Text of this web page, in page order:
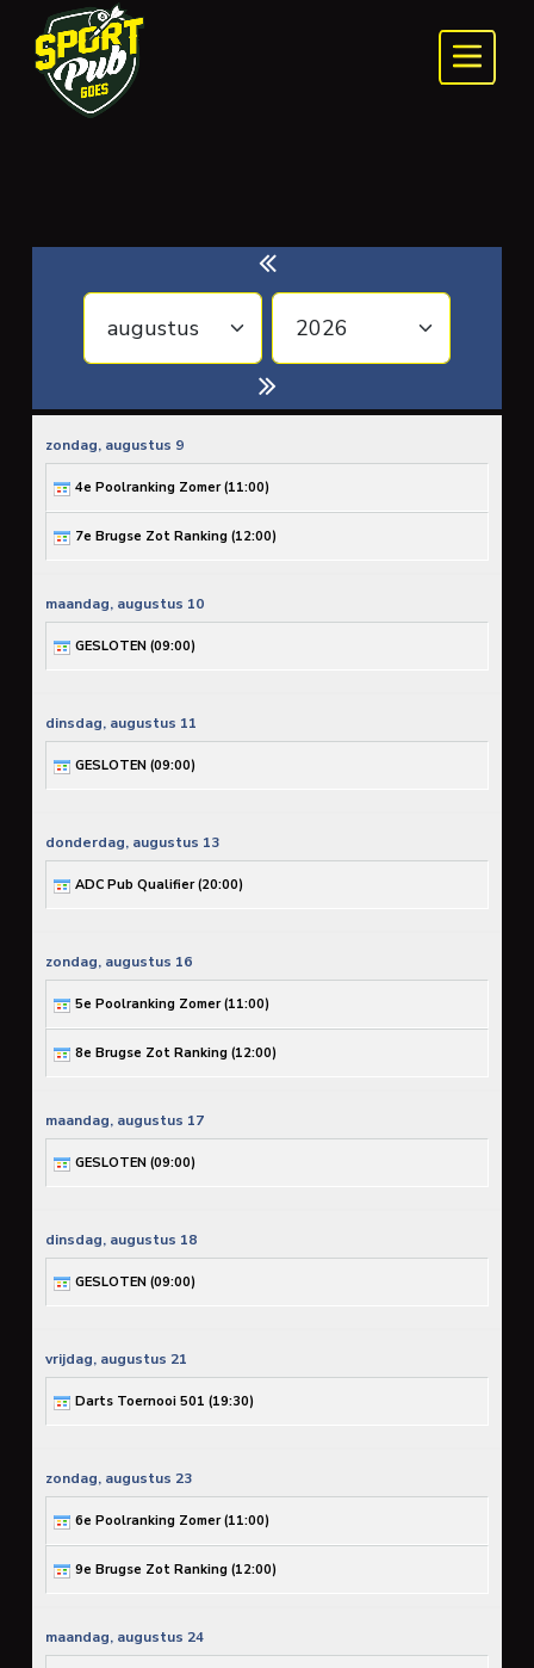
zondag, augustus 9
4e Poolranking Zomer (11:00)
7e Brugse Zot Ranking (12:00)
maandag, augustus 10
GESLOTEN (09:00)
dinsdag, augustus 11
GESLOTEN (09:00)
donderdag, augustus 13
ADC Pub Qualifier (20:00)
zondag, augustus 16
5e Poolranking Zomer (11:00)
8e Brugse Zot Ranking (12:00)
maandag, augustus 17
GESLOTEN (09:00)
dinsdag, augustus 18
GESLOTEN (09:00)
vrijdag, augustus 21
Darts Toernooi 501 (19:30)
zondag, augustus 23
6e Poolranking Zomer (11:00)
9e Brugse Zot Ranking (12:00)
maandag, augustus 24